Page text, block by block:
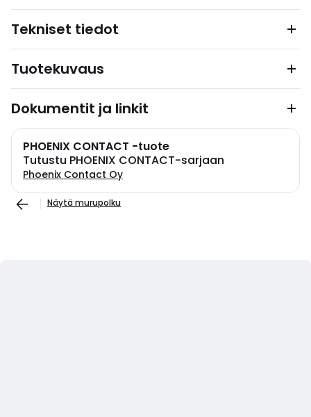
Tekniset tiedot
Tuotekuvaus
Dokumentit ja linkit
PHOENIX CONTACT -tuote
Tutustu PHOENIX CONTACT-sarjaan
Phoenix Contact Oy
Näytä murupolku